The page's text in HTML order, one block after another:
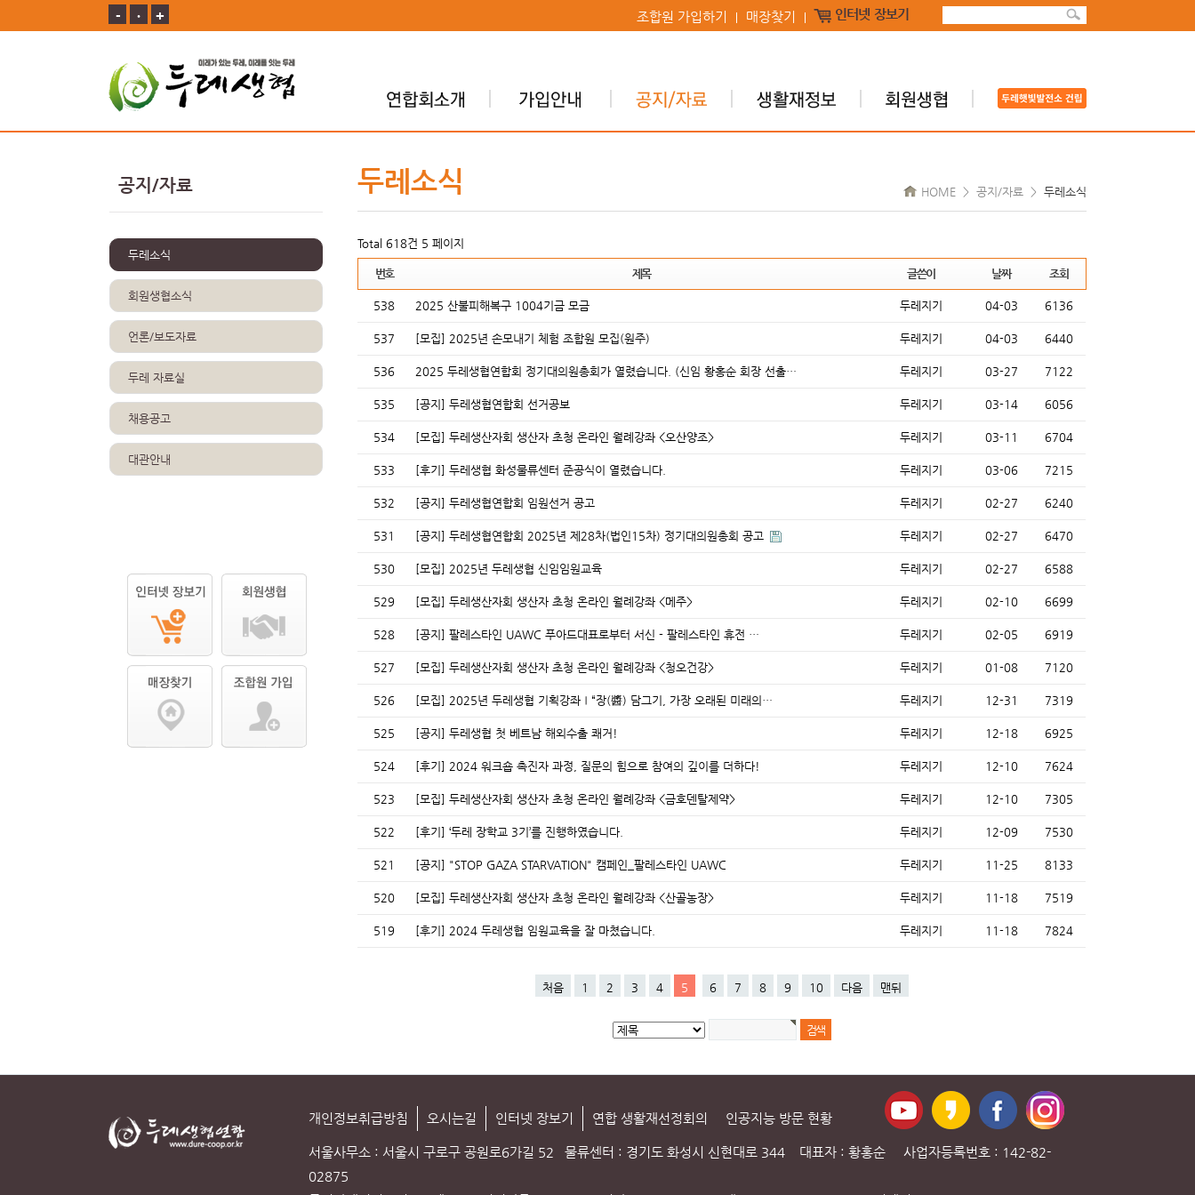
- ㆍ + 조합원 가입하기 매장찾기 인터넷 장보기
공지/자료
두레소식
회원생협소식
언론/보도자료
두레 자료실
채용공고
대관안내
두레소식 HOME > 공지/자료 > 두레소식
Total 618건 5 페이지
번호 제목 글쓴이 날짜 조회
538 2025 산불피해복구 1004기금 모금 두레지기 04-03 6136
537 [모집] 2025년 손모내기 체험 조합원 모집(원주) 두레지기 04-03 6440
536 2025 두레생협연합회 정기대의원총회가 열렸습니다. (신임 황홍순 회장 선출… 두레지기 03-27 7122
535 [공지] 두레생협연합회 선거공보 두레지기 03-14 6056
534 [모집] 두레생산자회 생산자 초청 온라인 월례강좌 <오산양조> 두레지기 03-11 6704
533 [후기] 두레생협 화성물류센터 준공식이 열렸습니다. 두레지기 03-06 7215
532 [공지] 두레생협연합회 임원선거 공고 두레지기 02-27 6240
531 [공지] 두레생협연합회 2025년 제28차(법인15차) 정기대의원총회 공고 두레지기 02-27 6470
530 [모집] 2025년 두레생협 신임임원교육 두레지기 02-27 6588
529 [모집] 두레생산자회 생산자 초청 온라인 월례강좌 <메주> 두레지기 02-10 6699
528 [공지] 팔레스타인 UAWC 푸아드대표로부터 서신 - 팔레스타인 휴전 … 두레지기 02-05 6919
527 [모집] 두레생산자회 생산자 초청 온라인 월례강좌 <청오건강> 두레지기 01-08 7120
526 [모집] 2025년 두레생협 기획강좌Ⅰ“장(醬) 담그기, 가장 오래된 미래의… 두레지기 12-31 7319
525 [공지] 두레생협 첫 베트남 해외수출 쾌거! 두레지기 12-18 6925
524 [후기] 2024 워크숍 촉진자 과정, 질문의 힘으로 참여의 깊이를 더하다! 두레지기 12-10 7624
523 [모집] 두레생산자회 생산자 초청 온라인 월례강좌 <금호덴탈제약> 두레지기 12-10 7305
522 [후기] ‘두레 장학교 3기’를 진행하였습니다. 두레지기 12-09 7530
521 [공지] "STOP GAZA STARVATION" 캠페인_팔레스타인 UAWC 두레지기 11-25 8133
520 [모집] 두레생산자회 생산자 초청 온라인 월례강좌 <산골농장> 두레지기 11-18 7519
519 [후기] 2024 두레생협 임원교육을 잘 마쳤습니다. 두레지기 11-18 7824
처음 1 2 3 4 5 6 7 8 9 10 다음 맨뒤
개인정보취급방침 오시는길 인터넷 장보기 연합 생활재선정회의 인공지능 방문 현황
서울사무소 : 서울시 구로구 공원로6가길 52 물류센터 : 경기도 화성시 신현대로 344
대표자 : 황홍순 사업자등록번호 : 142-82-
02875